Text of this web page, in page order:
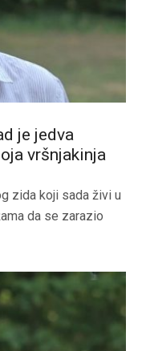
je jedva
vršnjakinja
zida koji sada živi u
da se zarazio